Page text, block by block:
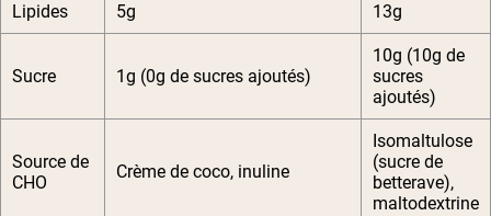
Lipides 5g 13g
Sucre 1g (0g de sucres ajoutés)
10g (10g de
sucres
ajoutés)
Source de
CHO
Crème de coco, inuline
Isomaltulose
(sucre de
betterave),
maltodextrine